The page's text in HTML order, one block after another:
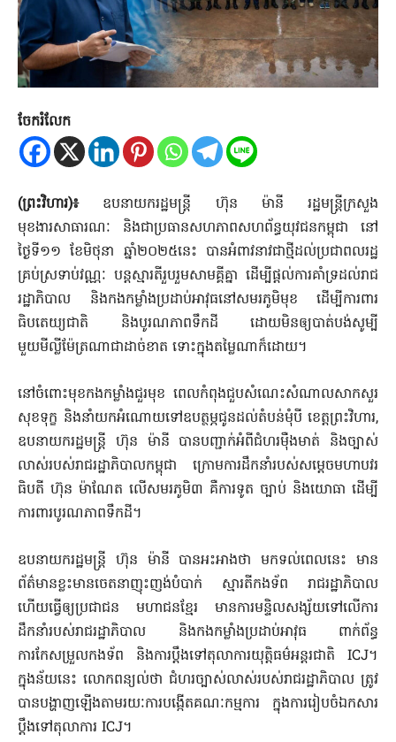
ចែករំលែក
(ព្រះវិហារ)៖ឧបនាយករដ្ឋមន្ដ្រី ហ៊ុន ម៉ានី រដ្ឋមន្ដ្រីក្រសួង
មុខងារសាធារណៈ និងជាប្រធានសហភាពសហព័ន្ធយុវជនកម្ពុជា នៅ
ថ្ងៃទី១១ ខែមិថុនា ឆ្នាំ២០២៥នេះ បានអំពាវនាវជាថ្មីដល់ប្រជាពលរដ្ឋ
គ្រប់ស្រទាប់វណ្ណៈ បន្ដស្មារតីរួបរួមសាមគ្គីគ្នា ដើម្បីផ្ដល់ការគាំទ្រដល់រាជ
រដ្ឋាភិបាល និងកងកម្លាំងប្រដាប់អាវុធនៅសមរភូមិមុខ ដើម្បីការពារ
ធិបតេយ្យជាតិ និងបូរណភាពទឹកដី ដោយមិនឲ្យបាត់បង់សូម្បី
មួយមីល្លីម៉ែត្រណាជាដាច់ខាត ទោះក្នុងតម្លៃណាក៏ដោយ។
នៅចំពោះមុខកងកម្លាំងជួរមុខ ពេលកំពុងជួបសំណេះសំណាលសាកសួរ
សុខទុក្ខ និងនាំយកអំណោយទៅឧបត្ថម្ភជូនដល់តំបន់មុំបី ខេត្តព្រះវិហារ,
ឧបនាយករដ្ឋមន្ដ្រី ហ៊ុន ម៉ានី បានបញ្ជាក់អំពីជំហរម៉ឺងមាត់ និងច្បាស់
លាស់របស់រាជរដ្ឋាភិបាលកម្ពុជា ក្រោមការដឹកនាំរបស់សម្ដេចមហាបវរ
ធិបតី ហ៊ុន ម៉ាណែត លើសមរភូមិ៣ គឺការទូត ច្បាប់ និងយោធា ដើម្បី
ការពារបូរណភាពទឹកដី។
ឧបនាយករដ្ឋមន្ដ្រី ហ៊ុន ម៉ានី បានអះអាងថា មកទល់ពេលនេះ មាន
ព័ត៌មានខ្លះមានចេតនាញុះញង់បំបាក់ ស្មារតីកងទ័ព រាជរដ្ឋាភិបាល
ហើយធ្វើឲ្យប្រជាជន មហាជនខ្មែរ មានការមន្ទិលសង្ស័យទៅលើការ
ដឹកនាំរបស់រាជរដ្ឋាភិបាល និងកងកម្លាំងប្រដាប់អាវុធ ពាក់ព័ន្ធ
ការកែសម្រួលកងទ័ព និងការប្ដឹងទៅតុលាការយុត្តិធម៌អន្ដរជាតិ ICJ។
ក្នុងន័យនេះ លោកពន្យល់ថា ជំហរច្បាស់លាស់របស់រាជរដ្ឋាភិបាល ត្រូវ
បានបង្ហាញឡើងតាមរយៈការបង្កើតគណៈកម្មការ ក្នុងការរៀបចំឯកសារ
ប្ដឹងទៅតុលាការ ICJ។